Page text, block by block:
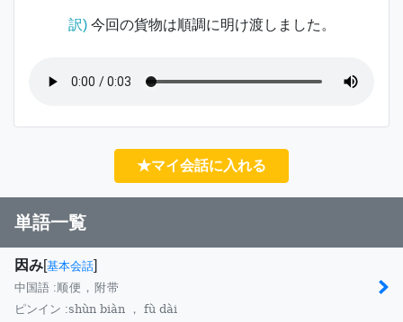
訳)今回の貨物は順調に明け渡しました。
★マイ会話に入れる
単語一覧
因み[基本会話]
中国語 : 顺便，附带
ピンイン :shùn biàn ， fù dài